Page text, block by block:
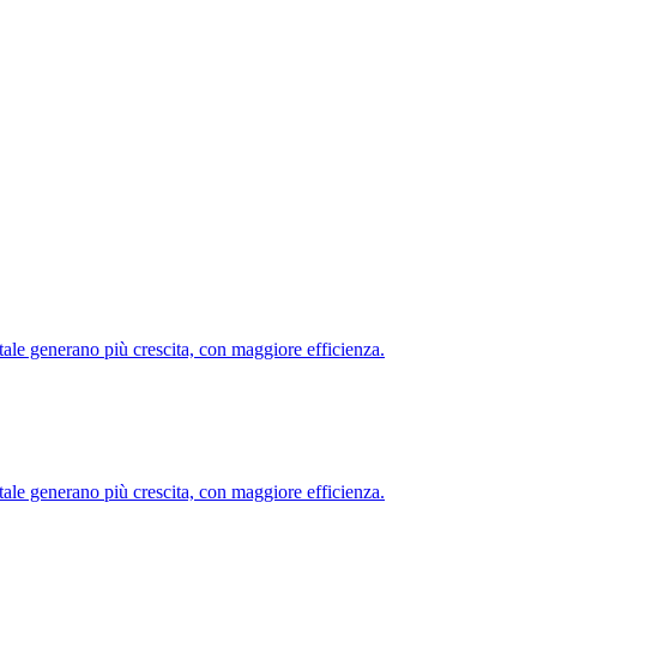
generano più crescita, con maggiore efficienza.
generano più crescita, con maggiore efficienza.